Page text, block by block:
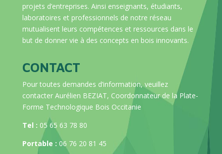
projets d’entreprises. Ainsi enseignants, étudiants,
laboratoires et professionnels de notre réseau
mutualisent leurs compétences et ressources dans le
but de donner vie à des concepts en bois innovants.
CONTACT
Pour toutes demandes d’information, veuillez
contacter Aurélien BEZIAT, Coordonnateur de la Plate-
Forme Technologique Bois Occitanie
Tel : 05 65 63 78 80
Portable : 06 76 20 81 45